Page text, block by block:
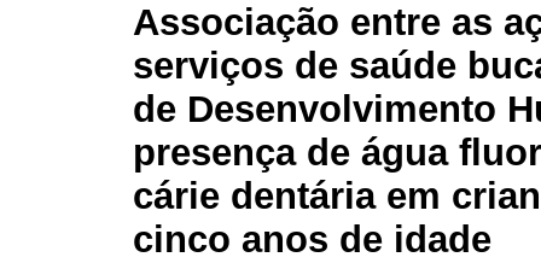
Associação entre as
serviços de saúde
de Desenvolvimento
presença de água
cárie dentária em
cinco anos de idade